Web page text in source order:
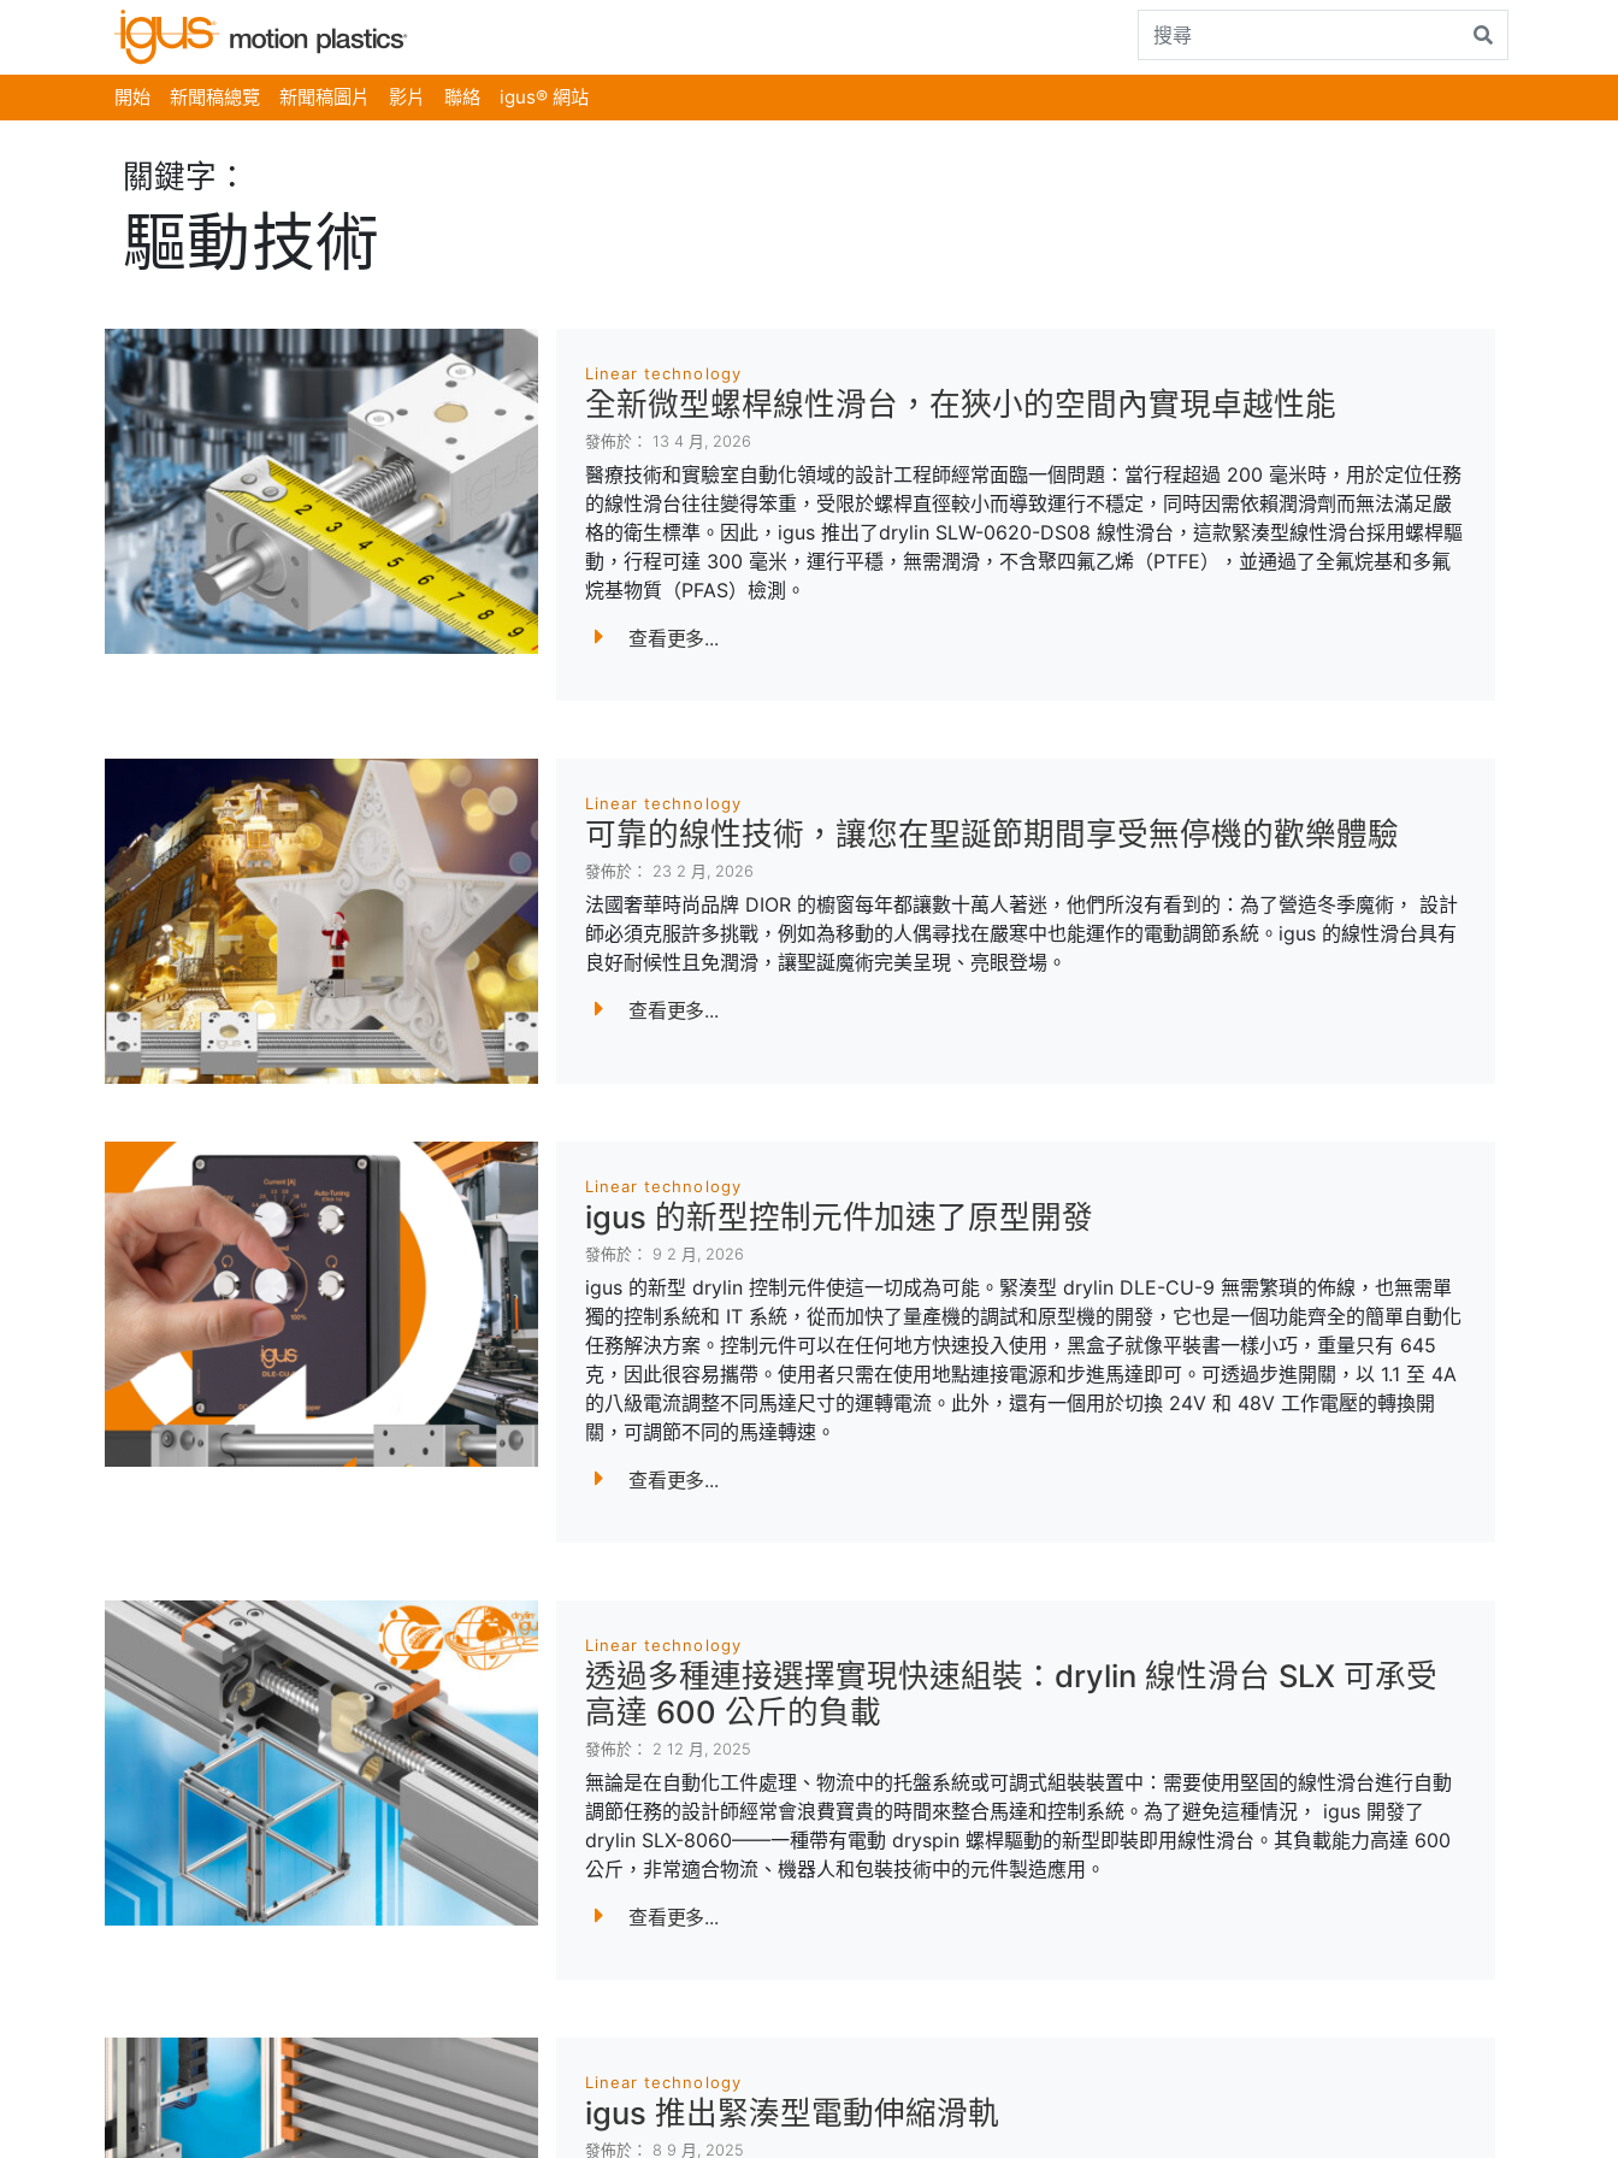
開始 新聞稿總覽 新聞稿圖片 影片 聯絡 igus® 網站
關鍵字：
驅動技術
Linear technology
全新微型螺桿線性滑台，在狹小的空間內實現卓越性能
發佈於： 13 4 月, 2026
醫療技術和實驗室自動化領域的設計工程師經常面臨一個問題：當行程超過 200 毫米時，用於定位任務
的線性滑台往往變得笨重，受限於螺桿直徑較小而導致運行不穩定，同時因需依賴潤滑劑而無法滿足嚴
格的衛生標準。因此，igus 推出了drylin SLW-0620-DS08 線性滑台，這款緊湊型線性滑台採用螺桿驅
動，行程可達 300 毫米，運行平穩，無需潤滑，不含聚四氟乙烯（PTFE），並通過了全氟烷基和多氟
烷基物質（PFAS）檢測。
查看更多...
Linear technology
可靠的線性技術，讓您在聖誕節期間享受無停機的歡樂體驗
發佈於： 23 2 月, 2026
法國奢華時尚品牌 DIOR 的櫥窗每年都讓數十萬人著迷，他們所沒有看到的：為了營造冬季魔術， 設計
師必須克服許多挑戰，例如為移動的人偶尋找在嚴寒中也能運作的電動調節系統。igus 的線性滑台具有
良好耐候性且免潤滑，讓聖誕魔術完美呈現、亮眼登場。
查看更多...
Linear technology
igus 的新型控制元件加速了原型開發
發佈於： 9 2 月, 2026
igus 的新型 drylin 控制元件使這一切成為可能。緊湊型 drylin DLE-CU-9 無需繁瑣的佈線，也無需單
獨的控制系統和 IT 系統，從而加快了量產機的調試和原型機的開發，它也是一個功能齊全的簡單自動化
任務解決方案。控制元件可以在任何地方快速投入使用，黑盒子就像平裝書一樣小巧，重量只有 645
克，因此很容易攜帶。使用者只需在使用地點連接電源和步進馬達即可。可透過步進開關，以 1.1 至 4A
的八級電流調整不同馬達尺寸的運轉電流。此外，還有一個用於切換 24V 和 48V 工作電壓的轉換開
關，可調節不同的馬達轉速。
查看更多...
Linear technology
透過多種連接選擇實現快速組裝：drylin 線性滑台 SLX 可承受
高達 600 公斤的負載
發佈於： 2 12 月, 2025
無論是在自動化工件處理、物流中的托盤系統或可調式組裝裝置中：需要使用堅固的線性滑台進行自動
調節任務的設計師經常會浪費寶貴的時間來整合馬達和控制系統。為了避免這種情況， igus 開發了
drylin SLX-8060——一種帶有電動 dryspin 螺桿驅動的新型即裝即用線性滑台。其負載能力高達 600
公斤，非常適合物流、機器人和包裝技術中的元件製造應用。
查看更多...
Linear technology
igus 推出緊湊型電動伸縮滑軌
發佈於： 8 9 月, 2025